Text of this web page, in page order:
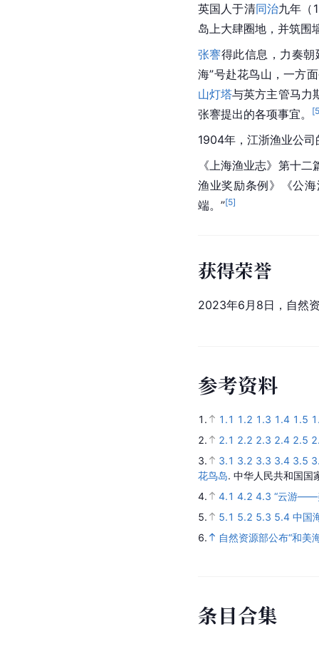
英国人于清同治九年（
岛上大肆圈地，并筑围
张謇得此信息，力奏
海”号赴花鸟山，一方
山灯塔与英方主管马力
张謇提出的各项事宜。
[
1904年，江浙渔业公司
《上海渔业志》第十二
渔业奖励条例》《公
端。”[5]
获得荣誉
2023年6月8日，自然
参考资料
1. 1.1 1.2 1.3 1.4 1.5
2.
2.1 2.2 2.3 2.4 2.5
3.
3.1 3.2 3.3 3.4 3.5
花鸟岛. 中华人民共和国国
4.
4.1 4.2 4.3 “云游——
5.
5.1 5.2 5.3 5.4 中国
6.
自然资源部公布“和美
条目合集